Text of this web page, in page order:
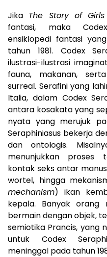
Jika The Story of
fantasi, maka
ensiklopedi fantasi
tahun 1981. Codex
ilustrasi-ilustrasi
fauna, makanan,
surreal. Serafini yang
Italia, dalam Codex
antara kosakata yang
nyata yang merujuk
Seraphiniasus bekerja
dan ontologis.
menunjukkan proses
kontak seks antar
wortel, hingga
mechanism) ikan
kepala. Banyak orang
bermain dengan objek,
semiotika Prancis, yang
untuk Codex
meninggal pada tahun